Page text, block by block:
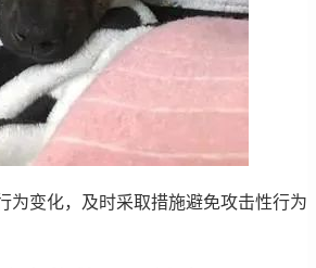
为变化，及时采取措施避免攻击性行为